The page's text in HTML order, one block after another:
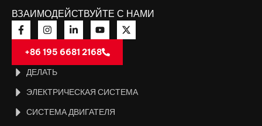
ВЗАИМОДЕЙСТВУЙТЕ С НАМИ
+86 195 6681 2168
ДЕЛАТЬ
ЭЛЕКТРИЧЕСКАЯ СИСТЕМА
СИСТЕМА ДВИГАТЕЛЯ